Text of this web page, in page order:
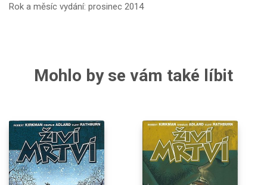
Rok a měsíc vydání: prosinec 2014
Mohlo by se vám také líbit